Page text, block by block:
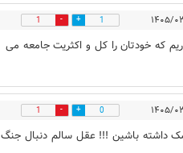
1
1
که خودتان را کل و اکثریت جامعه می
0
1
شک داشته باشین !!! عقل سالم دنبال جنگ